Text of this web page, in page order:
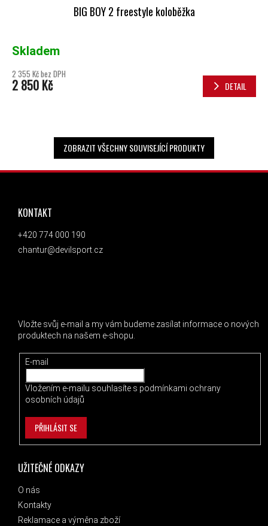
BIG BOY 2 freestyle koloběžka
Skladem
2 355 Kč bez DPH
2 850 Kč DETAIL
ZOBRAZIT VŠECHNY SOUVISEJÍCÍ PRODUKTY
ZÁPATÍ
UŽITEČNÉ ODKAZY
O nás
Kontakty
Reklamace a výměna zboží
KONTAKT
+420 774 000 190
chantur@devilsport.cz
Vložte svůj e-mail a my vám budeme zasílat informace o nových
produktech na našem e-shopu.
E-mail
Vložením e-mailu souhlasíte s podmínkami ochrany
osobních údajů
PŘIHLÁSIT SE